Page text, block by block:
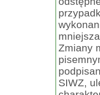
Zmiany
SIWZ,